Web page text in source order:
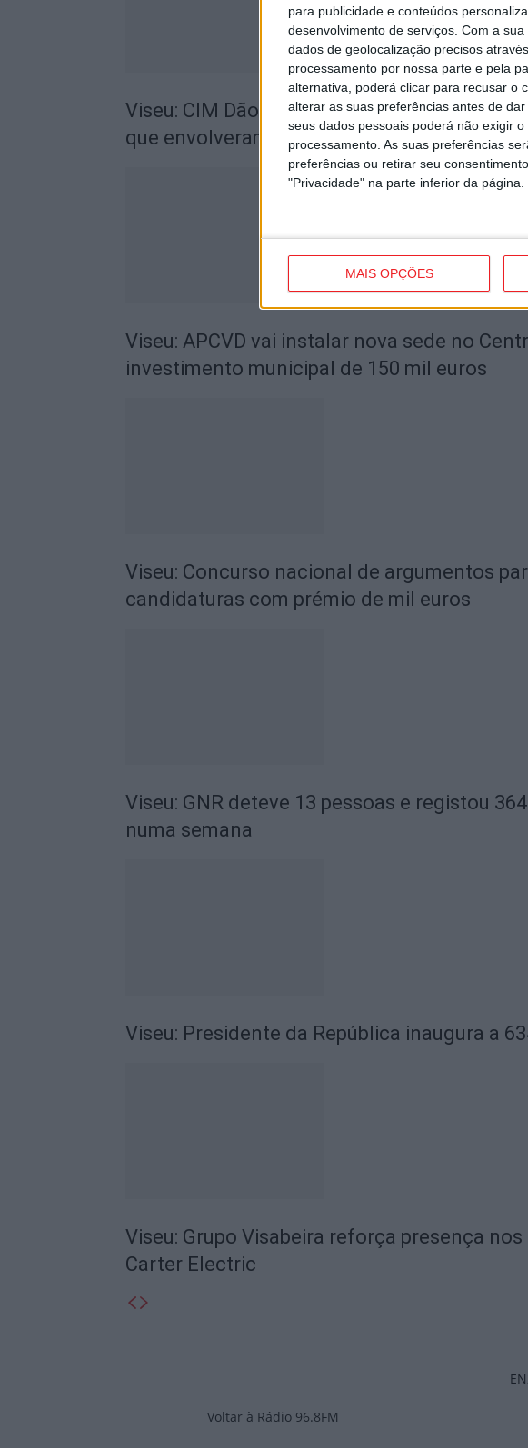
para publicidade e conteúdos
desenvolvimento de serviços. Com a
dados de geolocalização precisos
processamento por nossa parte e pela
alternativa, poderá clicar para recusar o
alterar as suas preferências antes de dar
seus dados pessoais poderá não exigir
processamento. As suas preferências
preferências ou retirar seu
"Privacidade" na parte inferior da página.
MAIS OPÇÕES
Viseu: CIM Dão Lafões investiu 350 mil
que envolveram mais de 27 mil alunos
Viseu: APCVD vai instalar nova sede no
investimento municipal de 150 mil euros
Viseu: Concurso nacional de argumentos
candidaturas com prémio de mil euros
Viseu: GNR deteve 13 pessoas e registou
numa semana
Viseu: Presidente da República inaugura a
Viseu: Grupo Visabeira reforça presença nos
Carter Electric
Voltar à Rádio 96.8FM